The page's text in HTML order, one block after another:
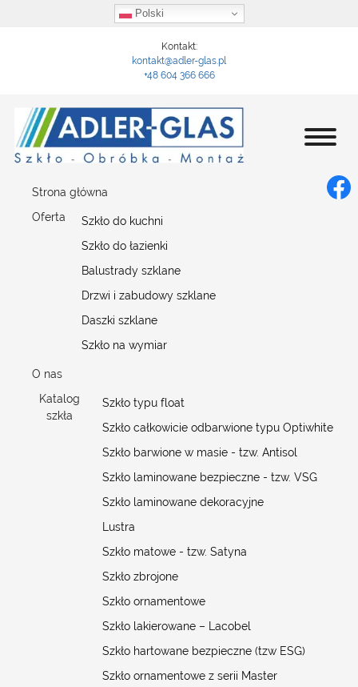
Polski
Kontakt:
kontakt@adler-glas.pl
+48 604 366 666
Strona główna
Oferta
Szkło do kuchni
Szkło do łazienki
Balustrady szklane
Drzwi i zabudowy szklane
Daszki szklane
Szkło na wymiar
O nas
Katalog
szkła
Szkło typu float
Szkło całkowicie odbarwione typu Optiwhite
Szkło barwione w masie - tzw. Antisol
Szkło laminowane bezpieczne - tzw. VSG
Szkło laminowane dekoracyjne
Lustra
Szkło matowe - tzw. Satyna
Szkło zbrojone
Szkło ornamentowe
Szkło lakierowane – Lacobel
Szkło hartowane bezpieczne (tzw ESG)
Szkło ornamentowe z serii Master